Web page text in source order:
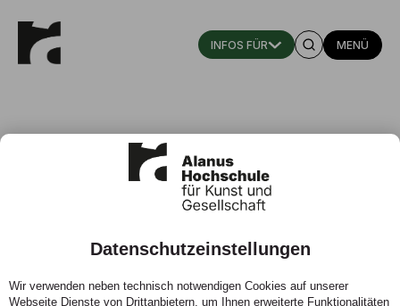
MENÜ
Vorsitzende des Senats
Datenschutzeinstellungen
Wir verwenden neben technisch notwendigen Cookies auf unserer
Webseite Dienste von Drittanbietern, um Ihnen erweiterte Funktionalitäten